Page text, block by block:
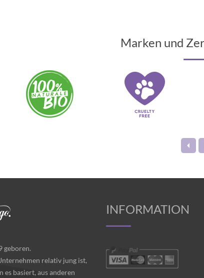
Marken und
geboren.
relativ jung ist,
es basiert, aus anderen
INFORMATION